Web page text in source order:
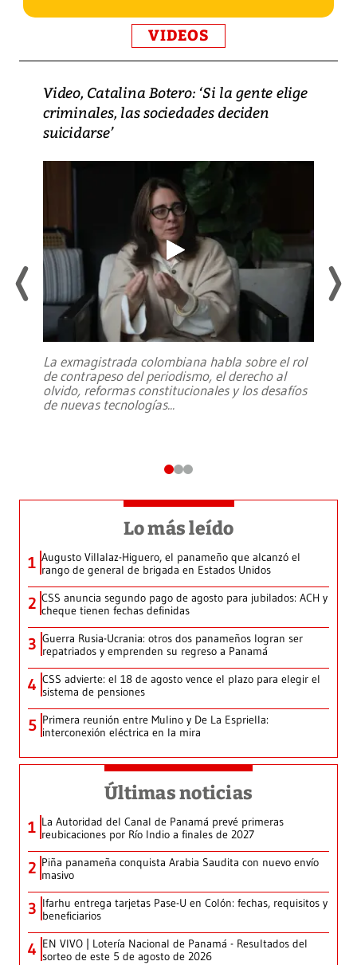
VIDEOS
Video, Catalina Botero: ‘Si la gente elige
criminales, las sociedades deciden
suicidarse’
La exmagistrada colombiana habla sobre el rol
de contrapeso del periodismo, el derecho al
olvido, reformas constitucionales y los desafíos
de nuevas tecnologías...
Lo más leído
1 Augusto Villalaz-Higuero, el panameño que alcanzó el
rango de general de brigada en Estados Unidos
2 CSS anuncia segundo pago de agosto para jubilados: ACH y
cheque tienen fechas definidas
3 Guerra Rusia-Ucrania: otros dos panameños logran ser
repatriados y emprenden su regreso a Panamá
4 CSS advierte: el 18 de agosto vence el plazo para elegir el
sistema de pensiones
5 Primera reunión entre Mulino y De La Espriella:
interconexión eléctrica en la mira
Últimas noticias
1 La Autoridad del Canal de Panamá prevé primeras
reubicaciones por Río Indio a finales de 2027
2 Piña panameña conquista Arabia Saudita con nuevo envío
masivo
3 Ifarhu entrega tarjetas Pase-U en Colón: fechas, requisitos y
beneficiarios
4 EN VIVO | Lotería Nacional de Panamá - Resultados del
sorteo de este 5 de agosto de 2026